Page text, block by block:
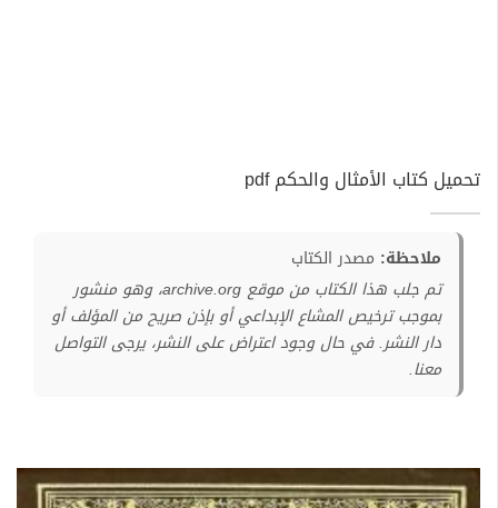
تحميل كتاب الأمثال والحكم pdf
ملاحظة: مصدر الكتاب
تم جلب هذا الكتاب من موقع archive.org، وهو منشور
بموجب ترخيص المشاع الإبداعي أو بإذن صريح من المؤلف أو
دار النشر. في حال وجود اعتراض على النشر، يرجى التواصل
معنا.